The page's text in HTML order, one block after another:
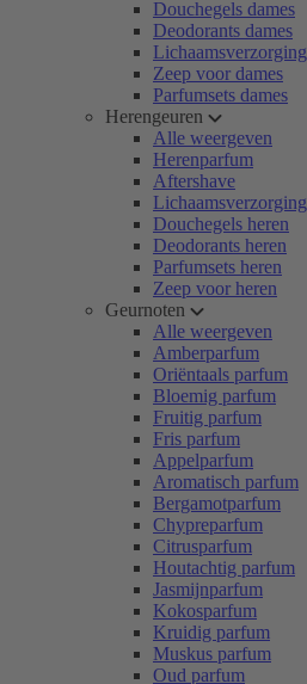
Douchegels dames
Deodorants dames
Lichaamsverzorging
Zeep voor dames
Parfumsets dames
Herengeuren
Alle weergeven
Herenparfum
Aftershave
Lichaamsverzorging
Douchegels heren
Deodorants heren
Parfumsets heren
Zeep voor heren
Geurnoten
Alle weergeven
Amberparfum
Oriëntaals parfum
Bloemig parfum
Fruitig parfum
Fris parfum
Appelparfum
Aromatisch parfum
Bergamotparfum
Chypreparfum
Citrusparfum
Houtachtig parfum
Jasmijnparfum
Kokosparfum
Kruidig parfum
Muskus parfum
Oud parfum